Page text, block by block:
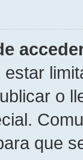
o
que